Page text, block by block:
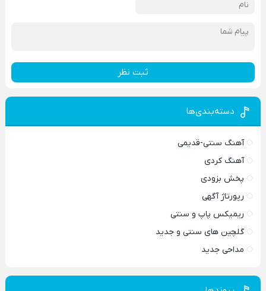
ثبت نظر
دسته‌بندی‌ها
آهنگ سنتی-قدیمی
آهنگ کردی
پخش بزودی
رپورتاژ آگهی
ریمیکس پاپ و سنتی
گلچین های سنتی و جدید
مداحی جدید